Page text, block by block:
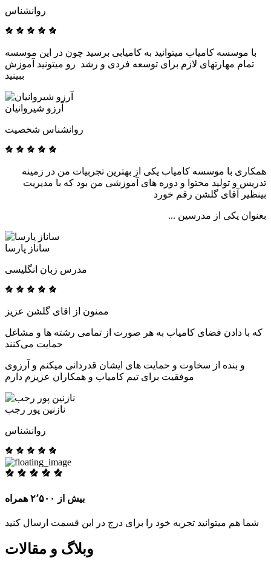
روانشناس
با موسسه کامیاب میتوانید به کامیابی برسید چون در این موسسه
تمام مهارتهای لازم برای توسعه فردی و رشد رو میتونید آموزش
ببینید
آرزو شیروانیان
روانشناس شخصیت
همکاری با موسسه کامیاب یکی از بهترین تجربیات من در زمینه
تدریس و تولید محتوا و دوره های آموزشی من بود که با مدیریت
بینظیر آقای گلشن رقم خورد
بعنوان یکی از مدرسین ...
ساناز پارسا
مدرس زبان انگلیسی
که با دادن فضای کامیاب به هر صورت از تمامی رشته ها و مشاغل
حمایت می‌کنند
و بنده از سخاوت و حمایت های ایشان قدردانی میکنم و آرزوی
موفقیت برای تیم کامیاب و همکاران عزیزم دارم
نازنین پور رجب
روانشناس
بیش از ۲٬۵۰۰ همراه
شما هم میتوانید تجربه خود را برای درج در این قسمت ارسال کنید
وبلاگ و مقالات